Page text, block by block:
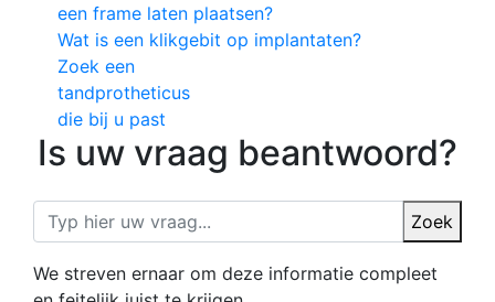
een frame laten plaatsen?
Wat is een klikgebit op implantaten?
Zoek een
tandprotheticus
die bij u past
Is uw vraag beantwoord?
Zoek
We streven ernaar om deze informatie compleet